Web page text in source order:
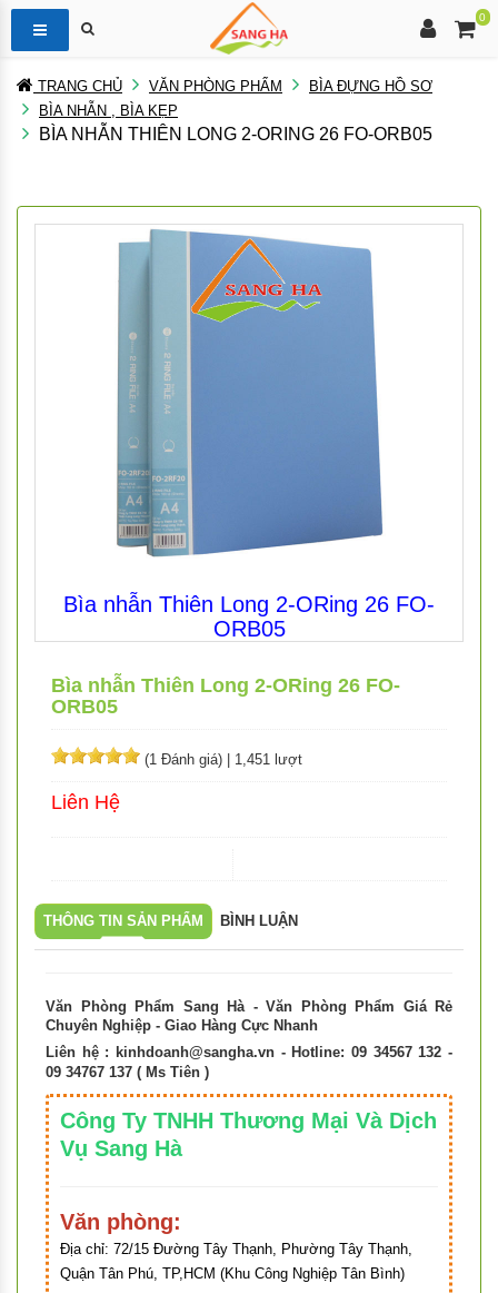
0
TRANG CHỦ VĂN PHÒNG PHẨM
BÌA ĐỰNG HỒ SƠ
BÌA NHẪN , BÌA KẸP
BÌA NHẪN THIÊN LONG 2-ORING 26 FO-ORB05
Bìa nhẫn Thiên Long 2-ORing 26 FO-
ORB05
Bìa nhẫn Thiên Long 2-ORing 26 FO-
ORB05
(1 Đánh giá) 1,451 lượt
Liên Hệ
THÔNG TIN SẢN PHẨM BÌNH LUẬN
Văn Phòng Phẩm Sang Hà - Văn Phòng Phẩm Giá Rẻ
Chuyên Nghiệp - Giao Hàng Cực Nhanh
Liên hệ : kinhdoanh@sangha.vn - Hotline: 09 34567 132 -
09 34767 137 ( Ms Tiên )
Công Ty TNHH Thương Mại Và Dịch
Vụ Sang Hà
Văn phòng:
Địa chỉ: 72/15 Đường Tây Thạnh, Phường Tây Thạnh,
Quận Tân Phú, TP,HCM (Khu Công Nghiệp Tân Bình)